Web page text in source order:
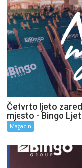
Četvrto ljeto
mjesto - Bingo
Magazin